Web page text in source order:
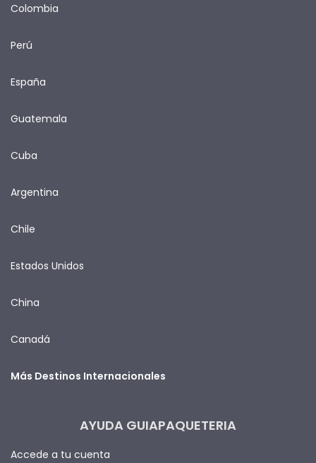
Colombia
Perú
España
Guatemala
Cuba
Argentina
Chile
Estados Unidos
China
Canadá
Más Destinos Internacionales
AYUDA GUIAPAQUETERIA
Accede a tu cuenta